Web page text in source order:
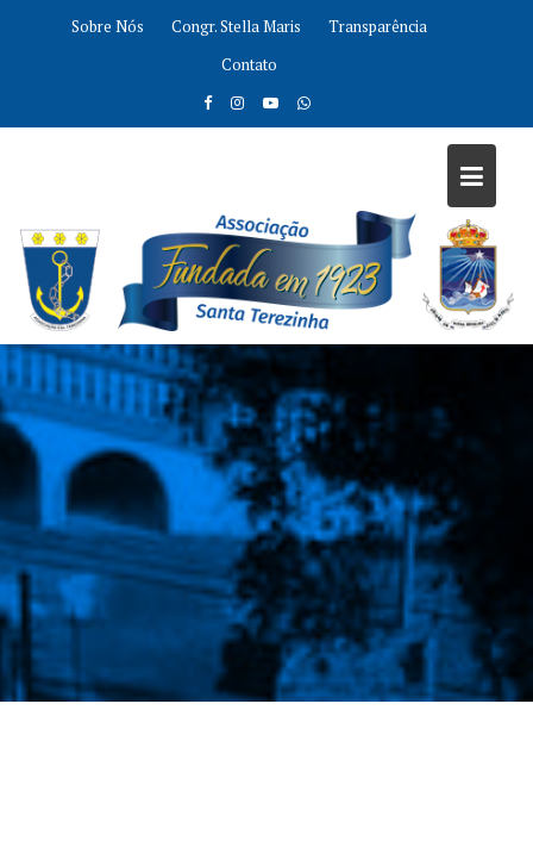
Sobre Nós Congr. Stella Maris
Transparência
Contato